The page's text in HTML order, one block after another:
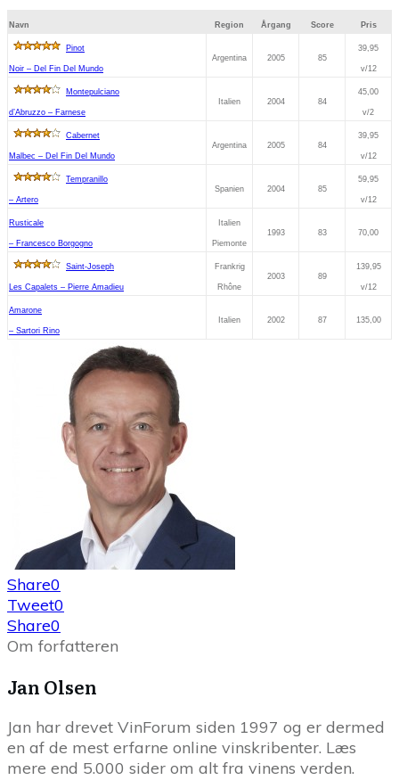
Navn Region Årgang Score Pris
Pinot
Noir – Del Fin Del Mundo
Argentina 2005 85
39,95
v/12
Montepulciano
d’Abruzzo – Farnese
Italien 2004 84
45,00
v/2
Cabernet
Malbec – Del Fin Del Mundo
Argentina 2005 84
39,95
v/12
Tempranillo
– Artero
Spanien 2004 85
59,95
v/12
Rusticale
– Francesco Borgogno
Italien
Piemonte
1993 83 70,00
Saint-Joseph
Les Capalets – Pierre Amadieu
Frankrig
Rhône
2003 89
139,95
v/12
Amarone
– Sartori Rino
Italien 2002 87 135,00
Share0
Tweet0
Share0
Om forfatteren
Jan Olsen
Jan har drevet VinForum siden 1997 og er dermed
en af de mest erfarne online vinskribenter. Læs
mere end 5.000 sider om alt fra vinens verden.